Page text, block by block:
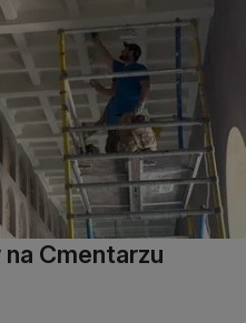
Cmentarzu